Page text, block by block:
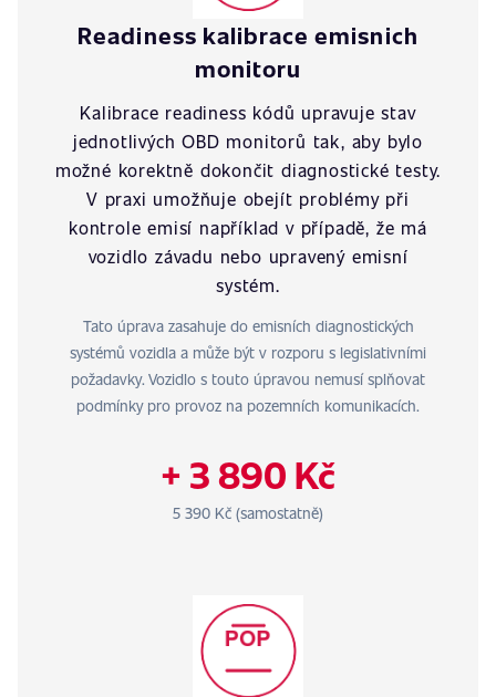
Readiness kalibrace emisnich
monitoru
Kalibrace readiness kódů upravuje stav
jednotlivých OBD monitorů tak, aby bylo
možné korektně dokončit diagnostické testy.
V praxi umožňuje obejít problémy při
kontrole emisí například v případě, že má
vozidlo závadu nebo upravený emisní
systém.
Tato úprava zasahuje do emisních diagnostických
systémů vozidla a může být v rozporu s legislativními
požadavky. Vozidlo s touto úpravou nemusí splňovat
podmínky pro provoz na pozemních komunikacích.
+ 3 890 Kč
5 390 Kč (samostatně)